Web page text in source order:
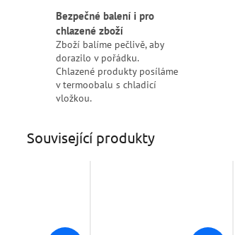
Bezpečné balení i pro
chlazené zboží
Zboží balíme pečlivě, aby
dorazilo v pořádku.
Chlazené produkty posíláme
v termoobalu s chladicí
vložkou.
Související produkty